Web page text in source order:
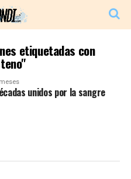
etiquetadas con
unidos por la sangre